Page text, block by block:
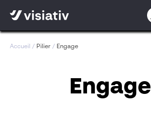
Accueil / Pilier / Engage
Engage